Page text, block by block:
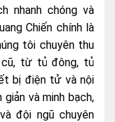
nhanh chóng và
Chiến chính là
tôi chuyên thu
từ tủ đông, tủ
bị điện tử và nội
và minh bạch,
đội ngũ chuyên